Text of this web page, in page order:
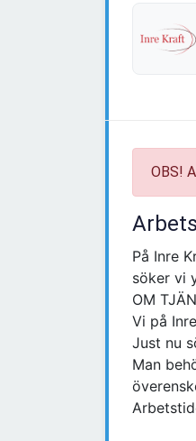
OBS!
På Inre
söker vi
OM
Vi på
Just nu
Man